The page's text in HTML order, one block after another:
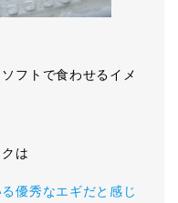
フトで食わせるイメ
は
優秀なエギだと感じ